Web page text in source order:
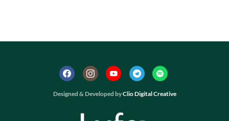
Designed & Developed byClio Digital Creative